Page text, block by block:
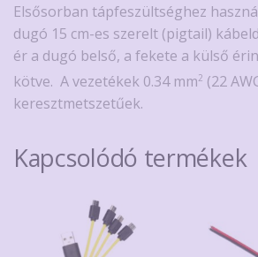
Elsősorban tápfeszültséghez
dugó 15 cm-es szerelt (pigtail)
ér a dugó belső, a fekete a külső
kötve. A vezetékek 0.34 mm2 (22
keresztmetszetűek.
Kapcsolódó termékek